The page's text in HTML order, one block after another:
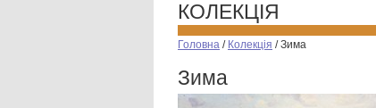
КОЛЕКЦІЯ
Головна / Колекція /Зима
Зима